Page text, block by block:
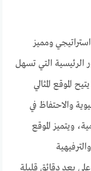
في موقع استراتيجي ومميز
الرئيسية التي تسهل
الموقع المثالي
والاحتفاظ في
ويتميز الموقع
بعد دقائق قليلة